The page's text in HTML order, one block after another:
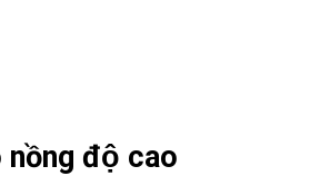
độ cao